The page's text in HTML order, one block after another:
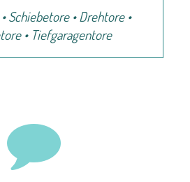
Schiebetore • Drehtore •
• Tiefgaragentore